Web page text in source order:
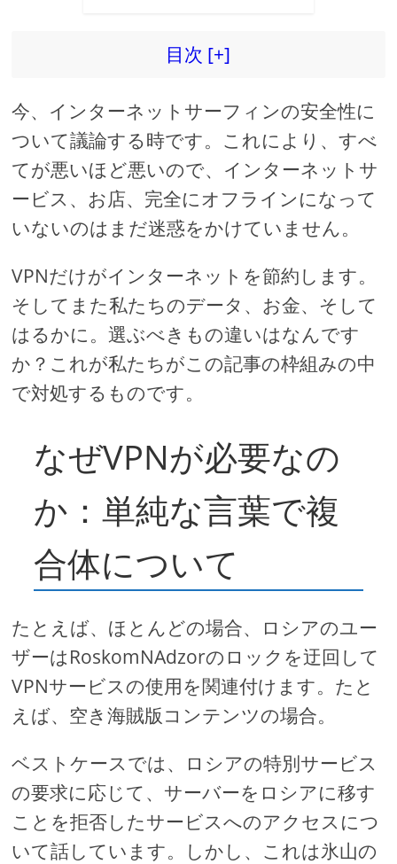
目次 [+]
今、インターネットサーフィンの安全性に
ついて議論する時です。これにより、すべ
てが悪いほど悪いので、インターネットサ
ービス、お店、完全にオフラインになって
いないのはまだ迷惑をかけていません。
VPNだけがインターネットを節約します。
そしてまた私たちのデータ、お金、そして
はるかに。選ぶべきもの違いはなんです
か？これが私たちがこの記事の枠組みの中
で対処するものです。
なぜVPNが必要なの
か：単純な言葉で複
合体について
たとえば、ほとんどの場合、ロシアのユー
ザーはRoskomNAdzorのロックを迂回して
VPNサービスの使用を関連付けます。たと
えば、空き海賊版コンテンツの場合。
ベストケースでは、ロシアの特別サービス
の要求に応じて、サーバーをロシアに移す
ことを拒否したサービスへのアクセスにつ
いて話しています。しかし、これは氷山の